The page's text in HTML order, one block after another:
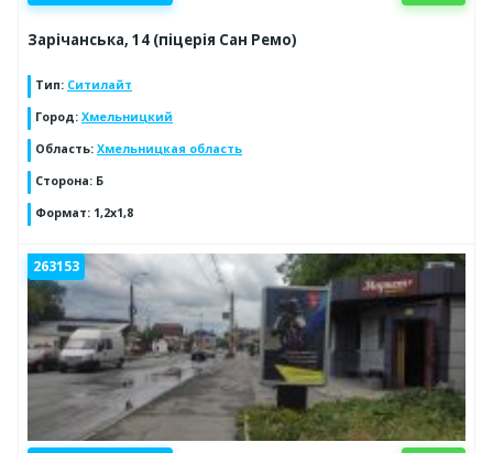
Зарічанська, 14 (піцерія Сан Ремо)
Тип: Ситилайт
Город: Хмельницкий
Область: Хмельницкая область
Сторона: Б
Формат: 1,2х1,8
263153